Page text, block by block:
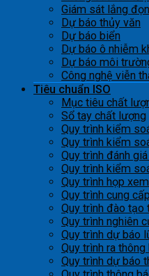
Giám sát lắng
Dự báo thủy văn
Dự báo biển
Dự báo ô nhiễm
Dự báo môi
Công nghệ viễn
Tiêu chuẩn ISO
Mục tiêu chất
Sổ tay chất lượng
Quy trình kiểm
Quy trình kiểm
Quy trình đánh
Quy trình kiểm
Quy trình họp
Quy trình cung
Quy trình đào tạo
Quy trình nghiên
Quy trình dự báo
Quy trình ra
Quy trình dự báo